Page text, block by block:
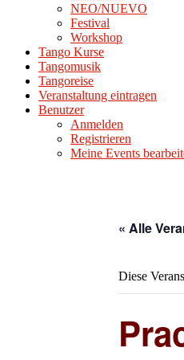
NEO/NUEVO
Festival
Workshop
Tango Kurse
Tangomusik
Tangoreise
Veranstaltung eintragen
Benutzer
Anmelden
Registrieren
Meine Events
« Alle
Diese